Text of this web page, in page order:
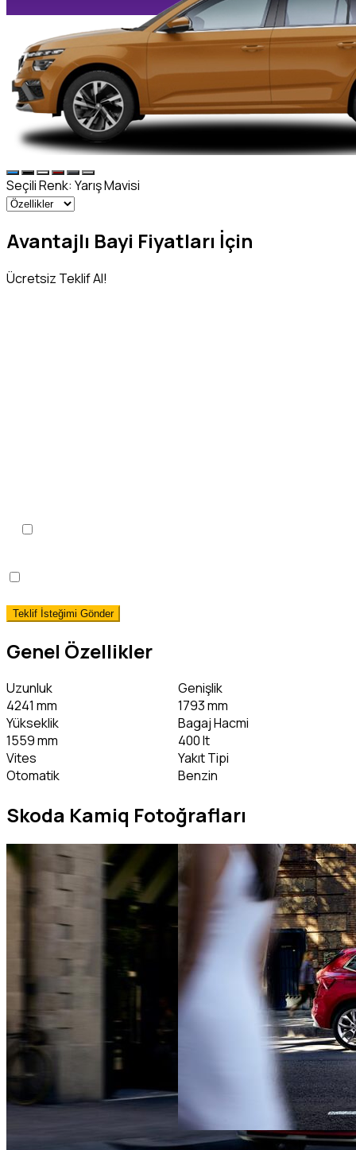
Seçili Renk: Yarış Mavisi
Avantajlı Bayi Fiyatları İçin
Ücretsiz Teklif Al!
Genel Özellikler
Uzunluk
4241 mm
Genişlik
1793 mm
Yükseklik
1559 mm
Bagaj Hacmi
400 lt
Vites
Otomatik
Yakıt Tipi
Benzin
Skoda Kamiq Fotoğrafları